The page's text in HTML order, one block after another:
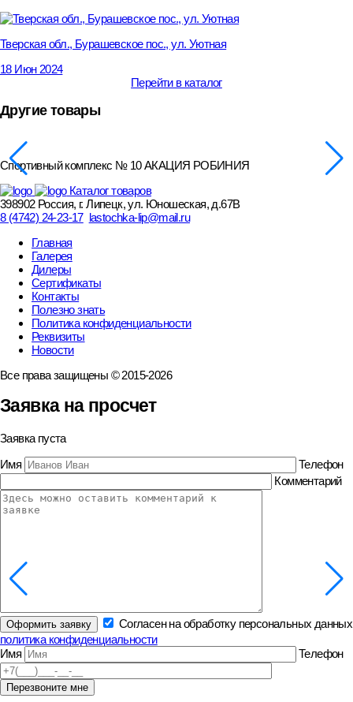
Тверская обл., Бурашевское пос., ул. Уютная
18 Июн 2024
Перейти в каталог
Другие товары
Спортивный комплекс № 10 АКАЦИЯ РОБИНИЯ
Каталог товаров
398902 Россия, г. Липецк, ул. Юношеская, д.67В
8 (4742) 24-23-17 lastochka-lip@mail.ru
Главная
Галерея
Дилеры
Сертификаты
Контакты
Полезно знать
Политика конфиденциальности
Реквизиты
Новости
Все права защищены © 2015-2026
Заявка на просчет
Заявка пуста
Имя
Телефон
Комментарий
Согласен на обработку персональных данных
политика конфиденциальности
Имя
Телефон